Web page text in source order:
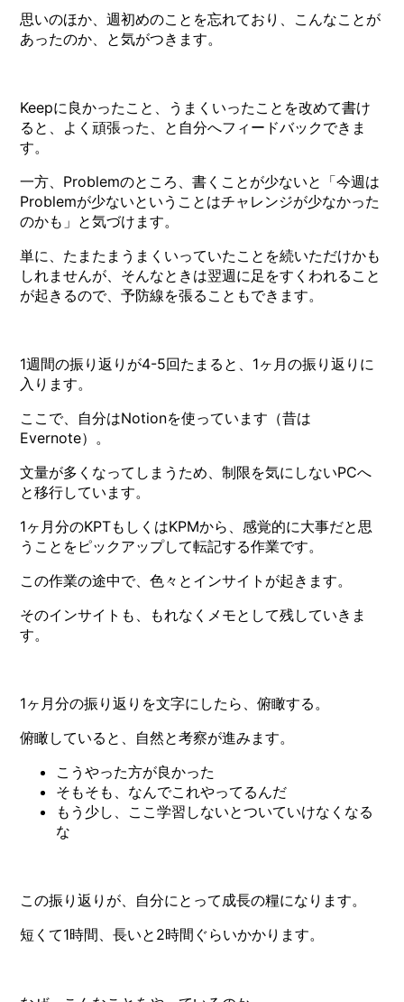
思いのほか、週初めのことを忘れており、こんなことが
あったのか、と気がつきます。
Keepに良かったこと、うまくいったことを改めて書け
ると、よく頑張った、と自分へフィードバックできま
す。
一方、Problemのところ、書くことが少ないと「今週は
Problemが少ないということはチャレンジが少なかった
のかも」と気づけます。
単に、たまたまうまくいっていたことを続いただけかも
しれませんが、そんなときは翌週に足をすくわれること
が起きるので、予防線を張ることもできます。
1週間の振り返りが4-5回たまると、1ヶ月の振り返りに
入ります。
ここで、自分はNotionを使っています（昔は
Evernote）。
文量が多くなってしまうため、制限を気にしないPCへ
と移行しています。
1ヶ月分のKPTもしくはKPMから、感覚的に大事だと思
うことをピックアップして転記する作業です。
この作業の途中で、色々とインサイトが起きます。
そのインサイトも、もれなくメモとして残していきま
す。
1ヶ月分の振り返りを文字にしたら、俯瞰する。
俯瞰していると、自然と考察が進みます。
こうやった方が良かった
そもそも、なんでこれやってるんだ
もう少し、ここ学習しないとついていけなくなる
な
この振り返りが、自分にとって成長の糧になります。
短くて1時間、長いと2時間ぐらいかかります。